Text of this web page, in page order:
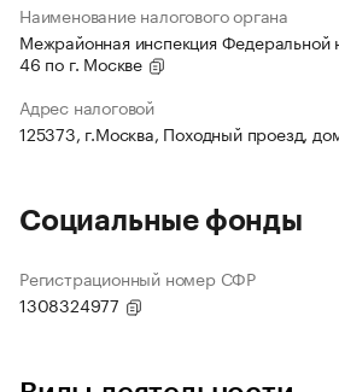
Наименование налогового органа
Межрайонная инспекция
46 по г. Москве
Адрес налоговой
125373, г.Москва, Походный проезд,
Социальные фонды
Регистрационный номер СФР
1308324977